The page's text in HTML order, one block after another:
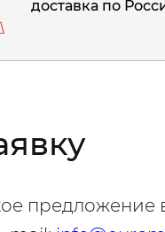
доставка по
предложение